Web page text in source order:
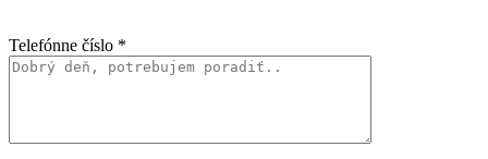
Telefónne číslo *